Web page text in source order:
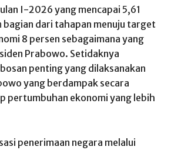
I-2026 yang mencapai 5,61
bagian dari tahapan menuju target
8 persen sebagaimana yang
Prabowo. Setidaknya
penting yang dilaksanakan
yang berdampak secara
pertumbuhan ekonomi yang lebih
penerimaan negara melalui